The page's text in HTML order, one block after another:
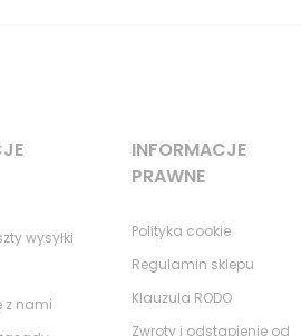
wysyłki
z nami
INFORMACJE
PRAWNE
Polityka cookie
Regulamin sklepu
Klauzula RODO
Zwroty i odstąpienie od